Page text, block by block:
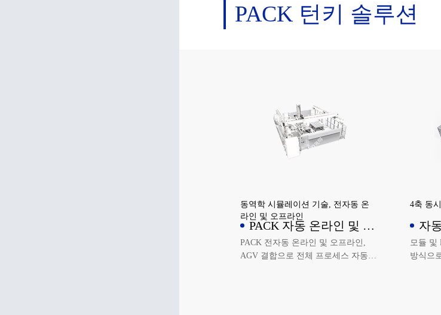
자동화 생산 라인과의 도킹을 실현합
니다.
PACK 턴키 솔루션
동역학 시뮬레이션 기술, 전자동 온
라인 및 오프라인
PACK 자동 온라인 및 오
프라인 설비
PACK 전자동 온라인 및 오프라인,
AGV 결합으로 전체 프로세스 자동화
4축 동
자
모듈 및
방식으